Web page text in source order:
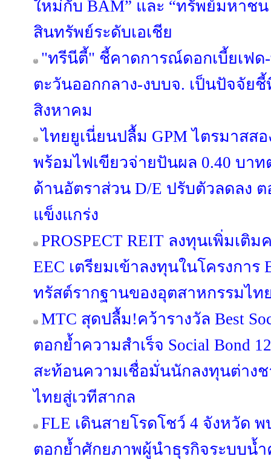
ใหม่กับ BAM” และ “ทรัพย์มหาชน
สินทรัพย์ระดับเอเชีย
"ทรีนีตี้" ชี้คาดการณ์ดอกเบี้ยเฟ
ตะวันออกกลาง-งบบจ. เป็นปัจจัย
สิงหาคม
ไทยยูเนี่ยนปลื้ม GPM ไตรมาสส
พร้อมไฟเขียวจ่ายปันผล 0.40 บา
ด้านอัตราส่วน D/E ปรับตัวลดลง ต
แข็งแกร่ง
PROSPECT REIT ลงทุนเพิ่มเติ
EEC เตรียมเข้าลงทุนในโครงการ
ทรัสต์รากฐานของอุตสาหกรรมไท
MTC สุดปลื้ม!คว้ารางวัล Best
ตอกย้ำความสำเร็จ Social Bond
สะท้อนความเชื่อมั่นนักลงทุนต่าง
ไทยสู่เวทีสากล
FLE เดินสายโรดโชว์ 4 จังหวัด
ตอกย้ำศักยภาพผู้นำธุรกิจระบบน้